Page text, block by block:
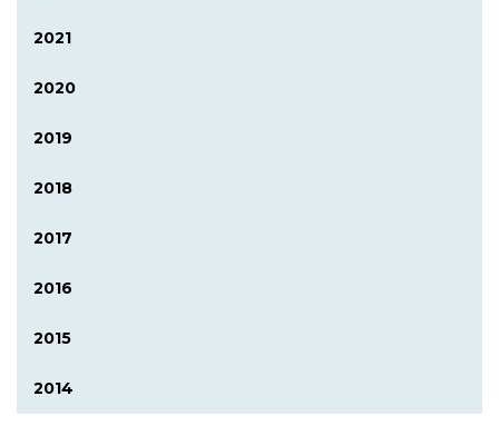
2021
2020
2019
2018
2017
2016
2015
2014